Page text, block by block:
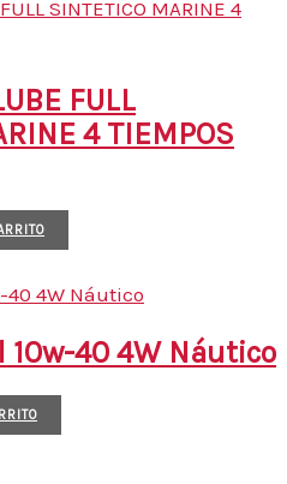
FULL
4 TIEMPOS
40 4W Náutico